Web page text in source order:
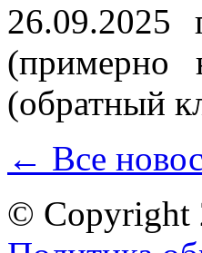
26.09.2025
(примерно
(обратный
← Все
©